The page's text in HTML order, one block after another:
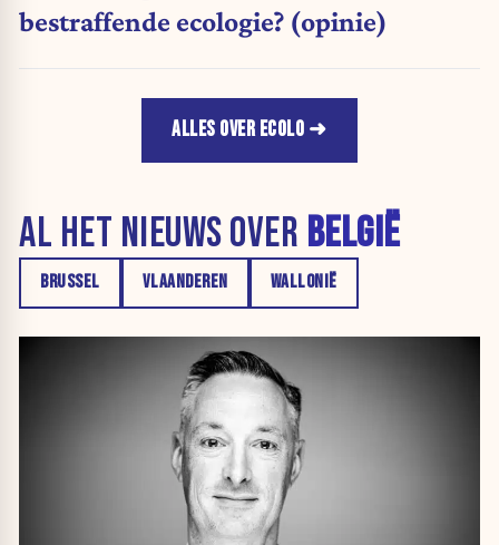
bestraffende ecologie? (opinie)
ALLES OVER ECOLO
AL HET NIEUWS OVER BELGIË
BRUSSEL VLAANDEREN WALLONIË